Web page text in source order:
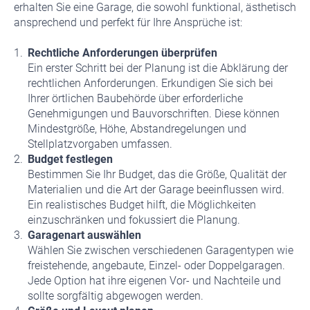
erhalten Sie eine Garage, die sowohl funktional, ästhetisch
ansprechend und perfekt für Ihre Ansprüche ist:
Rechtliche Anforderungen überprüfen
Ein erster Schritt bei der Planung ist die Abklärung der
rechtlichen Anforderungen. Erkundigen Sie sich bei
Ihrer örtlichen Baubehörde über erforderliche
Genehmigungen und Bauvorschriften. Diese können
Mindestgröße, Höhe, Abstandregelungen und
Stellplatzvorgaben umfassen.
Budget festlegen
Bestimmen Sie Ihr Budget, das die Größe, Qualität der
Materialien und die Art der Garage beeinflussen wird.
Ein realistisches Budget hilft, die Möglichkeiten
einzuschränken und fokussiert die Planung.
Garagenart auswählen
Wählen Sie zwischen verschiedenen Garagentypen wie
freistehende, angebaute, Einzel- oder Doppelgaragen.
Jede Option hat ihre eigenen Vor- und Nachteile und
sollte sorgfältig abgewogen werden.